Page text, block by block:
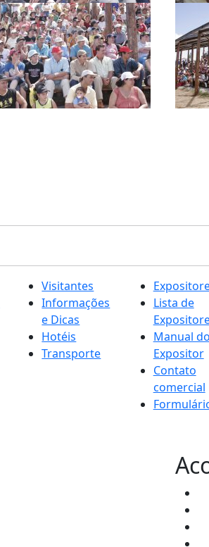
Visitantes
Informações
e Dicas
Hotéis
Transporte
Lista de
Manual do
Expositor
Contato
comercial